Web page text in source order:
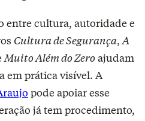
entre cultura, autoridade e
Cultura de Segurança, A
Muito Além do Zeroajudam
em prática visível. A
pode apoiar esse
já tem procedimento,